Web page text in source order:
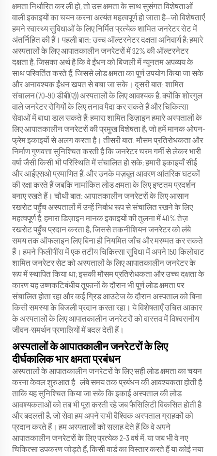
क्षमता निर्धारित कर ली हो, तो उस क्षमता के साथ सुसंगत विशेषताओं
वाली इकाइयों का चयन करना अत्यंत महत्वपूर्ण हो जाता है—जो विशेषताएँ
हमने स्वास्थ्य सुविधाओं के लिए निर्मित प्रत्येक शामित जनरेटर सेट में
अंतर्निहित की हैं। पहली बात: उच्च ऑल्टरनेटर दक्षता अनिवार्य है; हमारे
अस्पतालों के लिए आपातकालीन जनरेटरों में 92% की ऑल्टरनेटर
दक्षता है, जिसका अर्थ है कि वे ईंधन को बिजली में न्यूनतम अपव्यय के
साथ परिवर्तित करते हैं, जिससे लोड क्षमता का पूर्ण उपयोग किया जा सके
और अनावश्यक ईंधन खपत से बचा जा सके। दूसरी बात: शामित
संचालन (70–90 डीबी(ए)) अस्पतालों के लिए आवश्यक है, क्योंकि शोरगुल
वाले जनरेटर रोगियों के लिए तनाव पैदा कर सकते हैं और चिकित्सा
सेवाओं में बाधा डाल सकते हैं; हमारा शामित डिज़ाइन हमारे अस्पतालों के
लिए आपातकालीन जनरेटरों की प्रमुख विशेषता है, जो हमें मानक ओपन-
फ्रेम इकाइयों से अलग करता है। तीसरी बात: मौसम प्रतिरोधकता और
निर्माण गुणवत्ता सुनिश्चित करती है कि जनरेटर चरम गर्मी से लेकर भारी
वर्षा जैसी किसी भी परिस्थिति में संचालित हो सके; हमारी इकाइयाँ सीई
और आईएसओ प्रमाणित हैं, और उनके मज़बूत आवरण आंतरिक घटकों
की रक्षा करते हैं जबकि नामांकित लोड क्षमता के लिए इष्टतम प्रदर्शन
बनाए रखते हैं। चौथी बात: आपातकालीन जनरेटरों के लिए आसान
रखरोट पहुँच अस्पतालों में उन्हें निर्बाध रूप से संचालित रखने के लिए
महत्वपूर्ण है; हमारा डिज़ाइन मानक इकाइयों की तुलना में 40% तेज़
रखरोट पहुँच प्रदान करता है, जिससे तकनीशियन जनरेटर को लंबे
समय तक ऑफलाइन लिए बिना ही नियमित जाँच और मरम्मत कर सकते
हैं। हमने फिलीपींस में एक तटीय चिकित्सा सुविधा में अपने 150 किलोवाट
शामित जनरेटर सेट को अस्पतालों के लिए आपातकालीन जनरेटर के
रूप में स्थापित किया था; इसकी मौसम प्रतिरोधकता और उच्च दक्षता के
कारण यह उष्णकटिबंधीय तूफानों के दौरान भी पूर्ण लोड क्षमता पर
संचालित होता रहा और कई ग्रिड आउटेज के दौरान अस्पताल को बिना
किसी समस्या के बिजली प्रदान करता रहा। ये विशेषताएँ उचित आकार
के अस्पतालों के लिए आपातकालीन जनरेटरों को वास्तव में विश्वसनीय
जीवन-समर्थन प्रणालियों में बदल देती हैं।
अस्पतालों के आपातकालीन जनरेटरों के लिए
दीर्घकालिक भार क्षमता प्रबंधन
अस्पतालों के आपातकालीन जनरेटरों के लिए सही लोड क्षमता का चयन
करना केवल शुरुआत है—लंबे समय तक प्रबंधन की आवश्यकता होती है
ताकि यह सुनिश्चित किया जा सके कि इकाई अस्पताल की लोड
आवश्यकताओं को तब भी पूरा करती रहे जब फैसिलिटी विकसित होती है
और बदलती है, जो सेवा हम अपने सभी वैश्विक अस्पताल ग्राहकों को
प्रदान करते हैं। हम अस्पतालों को सलाह देते हैं कि वे अपने
आपातकालीन जनरेटरों के लिए प्रत्येक 2–3 वर्ष में, या जब भी वे नए
चिकित्सा उपकरण जोड़ते हैं, किसी वार्ड का विस्तार करते हैं या कोई नया